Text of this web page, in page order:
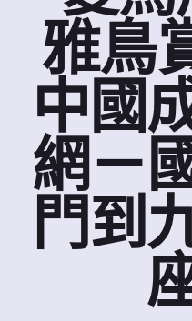
雅鳥
中國
網－
門到